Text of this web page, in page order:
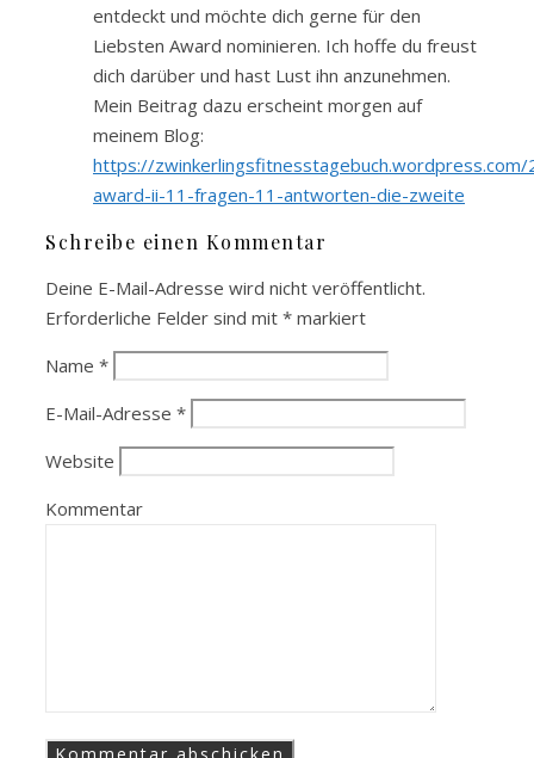
entdeckt und möchte dich gerne für den
Liebsten Award nominieren. Ich hoffe du freust
dich darüber und hast Lust ihn anzunehmen.
Mein Beitrag dazu erscheint morgen auf
meinem Blog:
https://
award-ii-11-fragen-11-antworten-die-zweite
Schreibe einen Kommentar
Deine E-Mail-Adresse wird nicht veröffentlicht.
Erforderliche Felder sind mit * markiert
Name *
E-Mail-Adresse *
Website
Kommentar